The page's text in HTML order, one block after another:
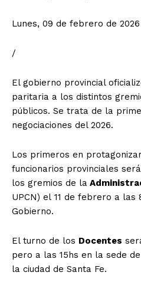
Lunes, 09 de febrero de 2026
/
El gobierno provincial
paritaria a los distintos
públicos. Se trata de la
negociaciones del 2026.
Los primeros en
funcionarios provinciales
los gremios de la
UPCN) el 11 de febrero a las
Gobierno.
El turno de los Docentes
pero a las 15hs en la sede
la ciudad de Santa Fe.